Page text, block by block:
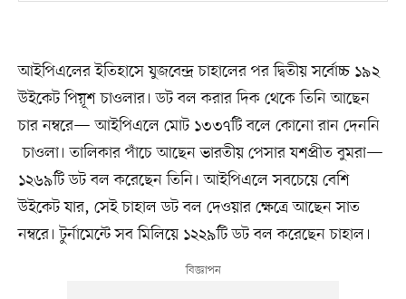
আইপিএলের ইতিহাসে যুজবেন্দ্র চাহালের পর দ্বিতীয় সর্বোচ্চ ১৯২
উইকেট পিয়ূশ চাওলার। ডট বল করার দিক থেকে তিনি আছেন
চার নম্বরে— আইপিএলে মোট ১৩৩৭টি বলে কোনো রান দেননি
চাওলা। তালিকার পাঁচে আছেন ভারতীয় পেসার যশপ্রীত বুমরা—
১২৬৯টি ডট বল করেছেন তিনি। আইপিএলে সবচেয়ে বেশি
উইকেট যার, সেই চাহাল ডট বল দেওয়ার ক্ষেত্রে আছেন সাত
নম্বরে। টুর্নামেন্টে সব মিলিয়ে ১২২৯টি ডট বল করেছেন চাহাল।